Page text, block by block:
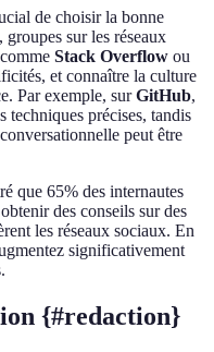
de choisir la bonne
sur les réseaux
Stack Overflow ou
et connaître la culture
Par exemple, surGitHub,
techniques précises, tandis
peut être
que 65% des internautes
des conseils sur des
les réseaux sociaux. En
significativement
{#redaction}